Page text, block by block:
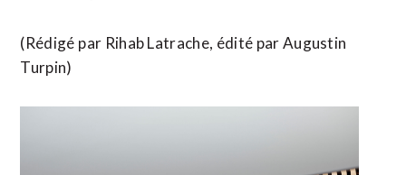
(Rédigé ⁠par Rihab Latrache, ​édité par Augustin ​
Turpin)